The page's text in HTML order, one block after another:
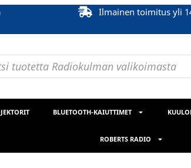
Ilmainen toimitus yli
BLUETOOTH-KAIUTTIMET
ROBERTS RADIO